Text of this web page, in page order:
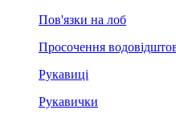
Пов'язки на лоб
Просочення
Рукавиці
Рукавички